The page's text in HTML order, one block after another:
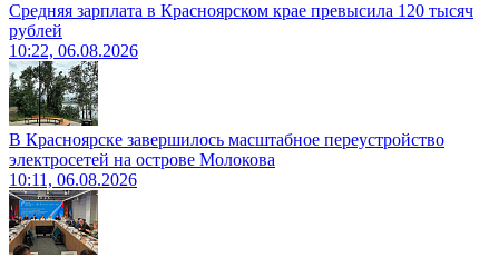
Средняя зарплата в Красноярском крае превысила 120 тысяч
рублей
10:22, 06.08.2026
В Красноярске завершилось масштабное переустройство
электросетей на острове Молокова
10:11, 06.08.2026